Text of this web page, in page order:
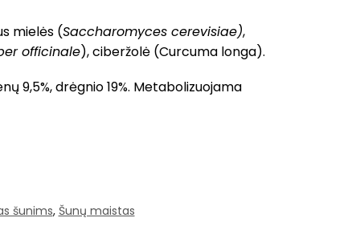
mielės (Saccharomyces cerevisiae),
officinale), ciberžolė (Curcuma longa).
9,5%, drėgnio 19%. Metabolizuojama
šunims, Šunų maistas